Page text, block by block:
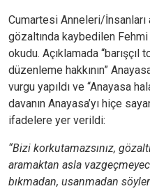
Cumartesi Anneleri/İnsanları
gözaltında kaybedilen Fehmi
okudu. Açıklamada
düzenleme hakkının”
vurgu yapıldı ve “Anayasa
davanın Anayasa’yı hiçe
ifadelere yer verildi:
“Bizi korkutamazsınız,
aramaktan asla
bıkmadan, usanmadan